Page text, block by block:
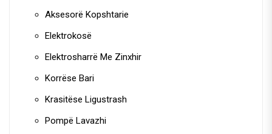
Aksesorë Kopshtarie
Elektrokosë
Elektrosharrë Me Zinxhir
Korrëse Bari
Krasitëse Ligustrash
Pompë Lavazhi